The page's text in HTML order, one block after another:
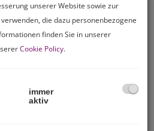
den Marktwert
Immobilie!
unserer Website sowie zur
die dazu personenbezogene
finden Sie in unserer
Cookie Policy.
immer
aktiv